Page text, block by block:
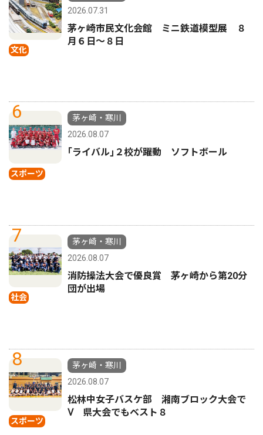
文化
2026.07.31
茅ヶ崎市民文化会館 ミニ鉄道模型展 ８
月６日〜８日
6
スポーツ
茅ヶ崎・寒川
2026.08.07
｢ライバル｣２校が躍動 ソフトボール
7
社会
茅ヶ崎・寒川
2026.08.07
消防操法大会で優良賞 茅ヶ崎から第20分
団が出場
8
スポーツ
茅ヶ崎・寒川
2026.08.07
松林中女子バスケ部 湘南ブロック大会で
Ⅴ 県大会でもベスト８